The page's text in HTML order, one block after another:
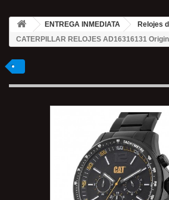
ENTREGA INMEDIATA Relojes
CATERPILLAR RELOJES AD16316131